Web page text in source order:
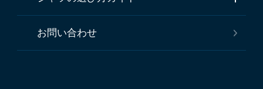
お問い合わせ